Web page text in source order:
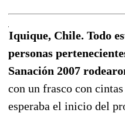
Iquique, Chile. Todo
personas
Sanación 2007
con un frasco con
esperaba el inicio del